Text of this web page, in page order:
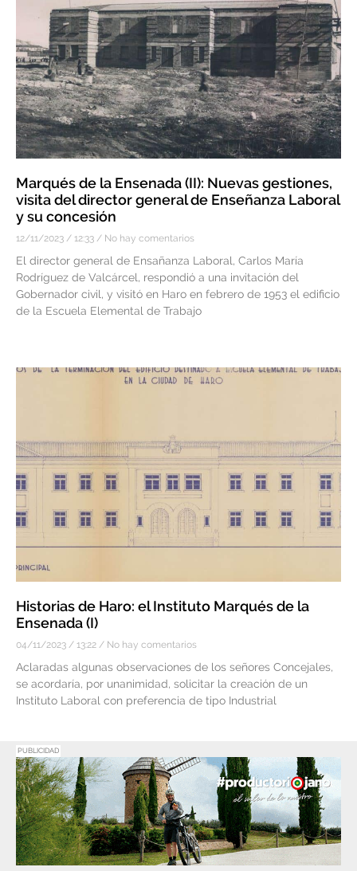
Marqués de la Ensenada (II): Nuevas gestiones,
visita del director general de Enseñanza Laboral
y su concesión
12/11/2023 12:33 No hay comentarios
El director general de Ensañanza Laboral, Carlos María
Rodríguez de Valcárcel, respondió a una invitación del
Gobernador civil, y visitó en Haro en febrero de 1953 el edificio
de la Escuela Elemental de Trabajo
Historias de Haro: el Instituto Marqués de la
Ensenada (I)
04/11/2023 13:22 No hay comentarios
Aclaradas algunas observaciones de los señores Concejales,
se acordaría, por unanimidad, solicitar la creación de un
Instituto Laboral con preferencia de tipo Industrial
PUBLICIDAD